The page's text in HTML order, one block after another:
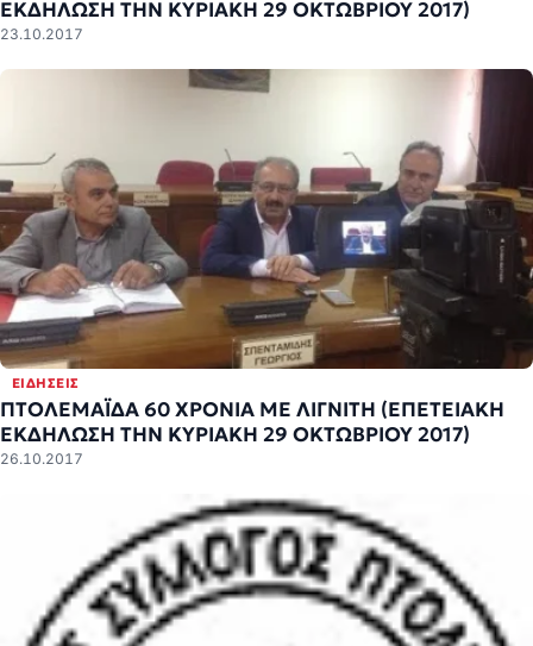
ΕΚΔΗΛΩΣΗ ΤΗΝ ΚΥΡΙΑΚΗ 29 ΟΚΤΩΒΡΙΟΥ 2017)
23.10.2017
ΕΙΔΉΣΕΙΣ
ΠΤΟΛΕΜΑΪΔΑ 60 ΧΡΟΝΙΑ ΜΕ ΛΙΓΝΙΤΗ (ΕΠΕΤΕΙΑΚΗ
ΕΚΔΗΛΩΣΗ ΤΗΝ ΚΥΡΙΑΚΗ 29 ΟΚΤΩΒΡΙΟΥ 2017)
26.10.2017